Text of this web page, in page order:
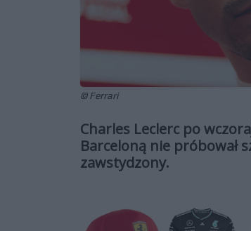
© Ferrari
Charles Leclerc po
Barceloną nie próbował
zawstydzony.